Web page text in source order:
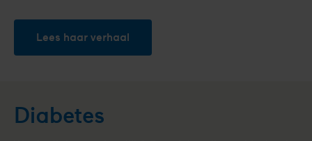
Lees haar verhaal
Diabetes